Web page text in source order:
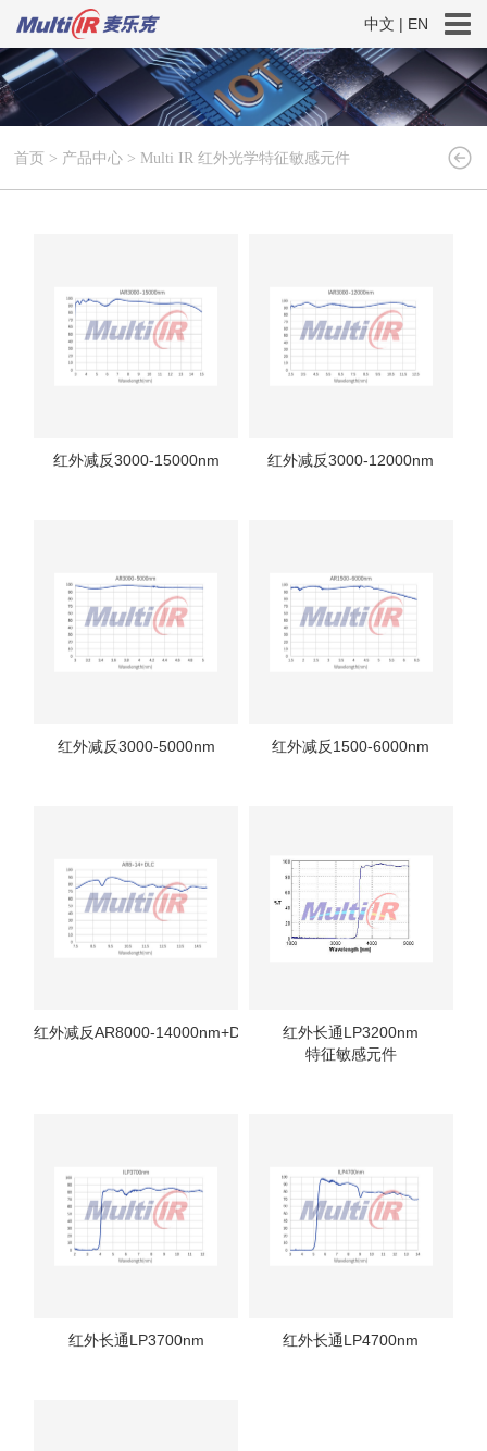
中文 | EN
首页 > 产品中心 > Multi IR 红外光学特征敏感元件
红外减反3000-15000nm 红外减反3000-12000nm
红外减反3000-5000nm 红外减反1500-6000nm
红外减反AR8000-14000nm+DLC
红外长通LP3200nm
特征敏感元件
红外长通LP3700nm 红外长通LP4700nm